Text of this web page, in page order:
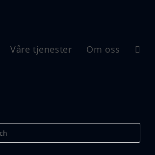
Våre tjenester Om oss